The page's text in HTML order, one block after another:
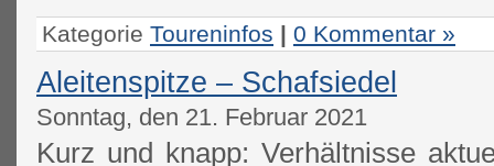
Kategorie Toureninfos | 0 Kommentar »
Aleitenspitze – Schafsiedel
Sonntag, den 21. Februar 2021
Kurz und knapp: Verhältnisse